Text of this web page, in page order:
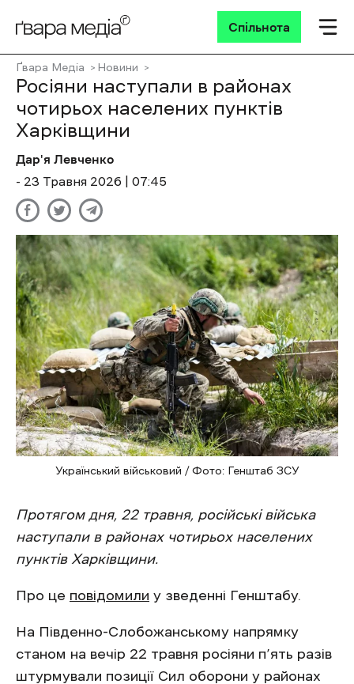
Спільнота
Ґвара Медіа Новини
Росіяни наступали в районах
чотирьох населених пунктів
Харківщини
Дар'я Левченко
- 23 Травня 2026 | 07:45
Український військовий / Фото: Генштаб ЗСУ
Протягом дня, 22 травня, російські війська
наступали в районах чотирьох населених
пунктів Харківщини.
Про це повідомили у зведенні Генштабу.
На Південно-Слобожанському напрямку
станом на вечір 22 травня росіяни п’ять разів
штурмували позиції Сил оборони у районах